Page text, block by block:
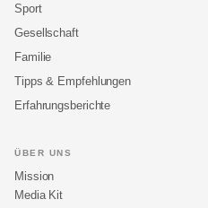
Sport
Gesellschaft
Familie
Tipps & Empfehlungen
Erfahrungsberichte
ÜBER UNS
Mission
Media Kit